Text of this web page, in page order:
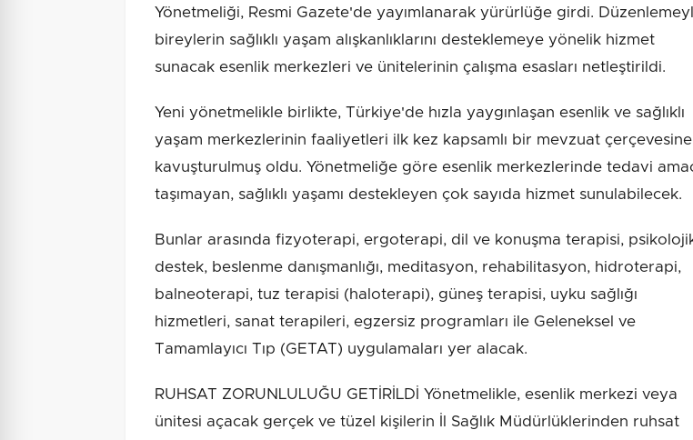
Yönetmeliği, Resmi Gazete'de yayımlanarak yürürlüğe girdi.
bireylerin sağlıklı yaşam alışkanlıklarını desteklemeye yönelik hizmet
sunacak esenlik merkezleri ve ünitelerinin çalışma esasları netleştirildi.
Yeni yönetmelikle birlikte, Türkiye'de hızla yaygınlaşan esenlik ve sağlıklı
yaşam merkezlerinin faaliyetleri ilk kez kapsamlı bir mevzuat çerçevesine
kavuşturulmuş oldu. Yönetmeliğe göre esenlik merkezlerinde tedavi
taşımayan, sağlıklı yaşamı destekleyen çok sayıda hizmet sunulabilecek.
Bunlar arasında fizyoterapi, ergoterapi, dil ve konuşma terapisi,
destek, beslenme danışmanlığı, meditasyon, rehabilitasyon, hidroterapi,
balneoterapi, tuz terapisi (haloterapi), güneş terapisi, uyku sağlığı
hizmetleri, sanat terapileri, egzersiz programları ile Geleneksel ve
Tamamlayıcı Tıp (GETAT) uygulamaları yer alacak.
RUHSAT ZORUNLULUĞU GETİRİLDİ Yönetmelikle, esenlik merkezi veya
ünitesi açacak gerçek ve tüzel kişilerin İl Sağlık Müdürlüklerinden ruhsat